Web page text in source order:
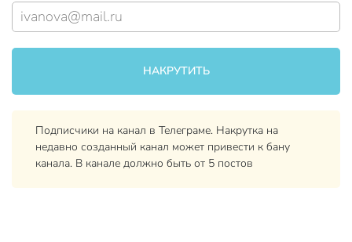
Подписчики на канал в Телеграме. Накрутка на
недавно созданный канал может привести к бану
канала. В канале должно быть от 5 постов